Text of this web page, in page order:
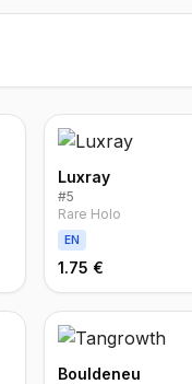
Luxray
#5
Rare Holo
EN
1.75 €
Bouldeneu